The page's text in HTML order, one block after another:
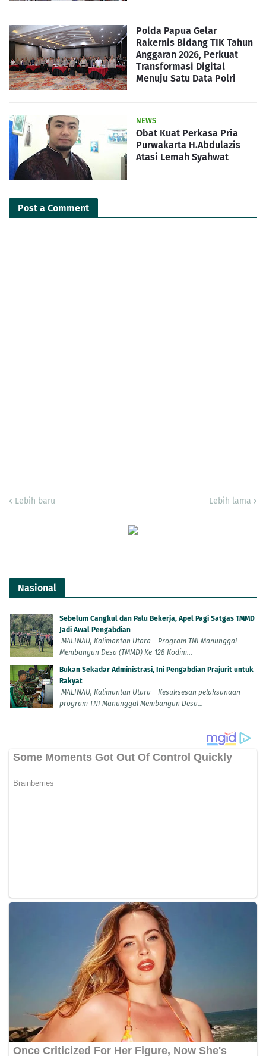
Polda Papua Gelar
Rakernis Bidang TIK Tahun
Anggaran 2026, Perkuat
Transformasi Digital
Menuju Satu Data Polri
NEWS
Obat Kuat Perkasa Pria
Purwakarta H.Abdulazis
Atasi Lemah Syahwat
Post a Comment
Lebih baru Lebih lama
Nasional
Sebelum Cangkul dan Palu Bekerja, Apel Pagi Satgas TMMD
Jadi Awal Pengabdian
MALINAU, Kalimantan Utara – Program TNI Manunggal
Membangun Desa (TMMD) Ke-128 Kodim...
Bukan Sekadar Administrasi, Ini Pengabdian Prajurit untuk
Rakyat
MALINAU, Kalimantan Utara – Kesuksesan pelaksanaan
program TNI Manunggal Membangun Desa...